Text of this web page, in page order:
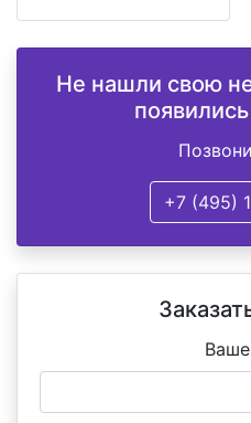
Не нашли свою
+7 (495)